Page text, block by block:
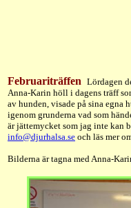
Februariträffen Lördagen
Anna-Karin höll i dagens träff
av hunden, visade på sina egna
igenom grunderna vad som
är jättemycket som jag inte kan
info@djurhalsa.se och läs mer
Bilderna är tagna med Anna-